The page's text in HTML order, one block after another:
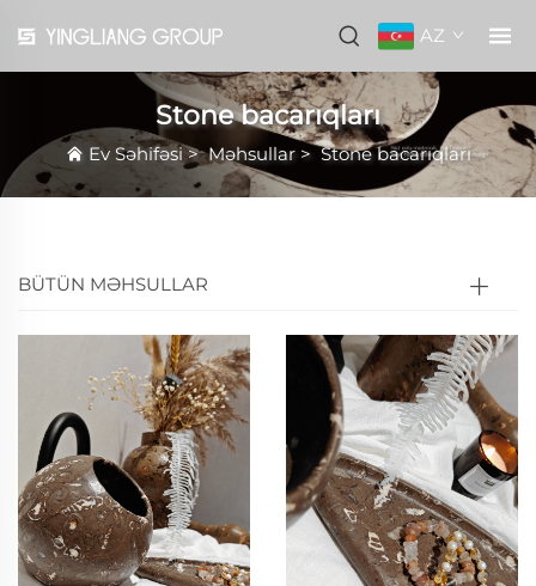
AZ
Stone bacarıqları
Ev Səhifəsi>Məhsullar>Stone bacarıqları
BÜTÜN MƏHSULLAR